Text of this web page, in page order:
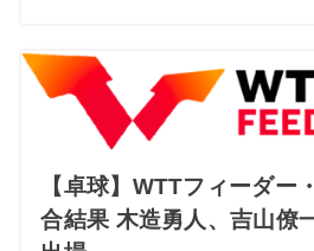
【卓球】WTTフィーダー
合結果 木造勇人、吉山僚